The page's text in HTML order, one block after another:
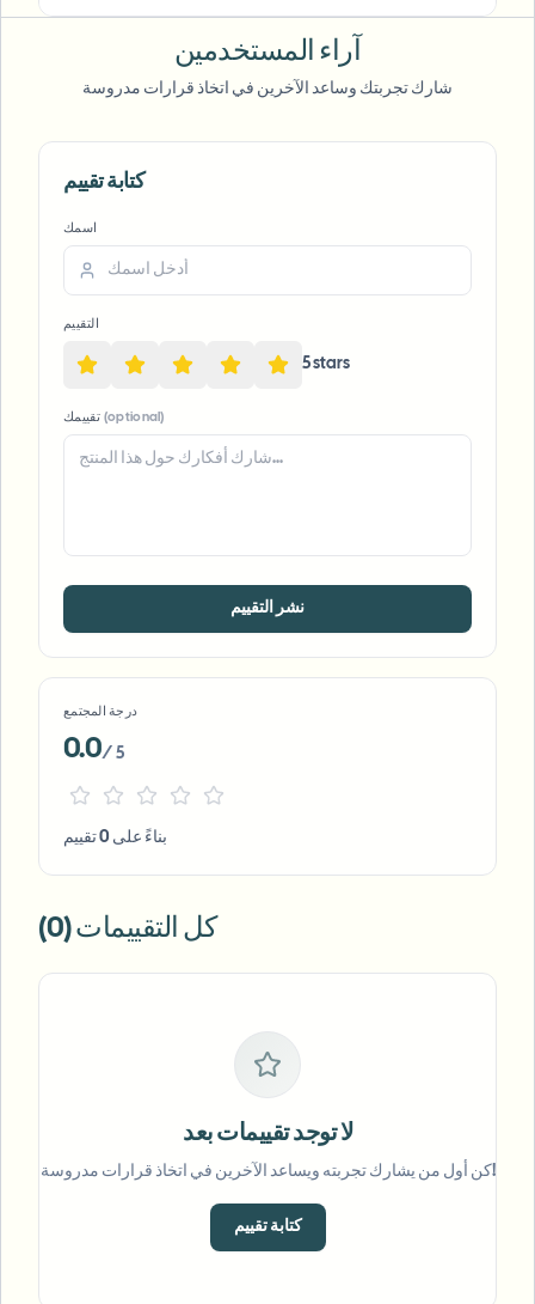
"We rely on the motion-aware blur and plate
anonymization for on-the-go product demos.
time.
Marketing Director
آراء المستخدمين
شارك تجربتك وساعد الآخرين في اتخاذ قرارات مدروسة
كتابة تقييم
اسمك
التقييم
5stars
تقييمك (optional)
نشر التقييم
درجة المجتمع
0.0/ 5
بناءً على 0 تقييم
كل التقييمات (0)
لا توجد تقييمات بعد
كن أول من يشارك تجربته ويساعد الآخرين في اتخاذ قرارات مدروسة!
كتابة تقييم